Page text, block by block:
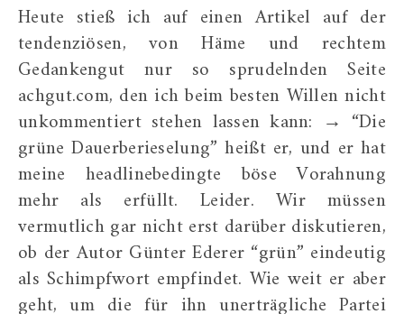
Heute stieß ich auf einen Artikel auf der
tendenziösen, von Häme und rechtem
Gedankengut nur so sprudelnden Seite
achgut.com, den ich beim besten Willen nicht
unkommentiert stehen lassen kann: → “Die
grüne Dauerberieselung” heißt er, und er hat
meine headlinebedingte böse Vorahnung
mehr als erfüllt. Leider. Wir müssen
vermutlich gar nicht erst darüber diskutieren,
ob der Autor Günter Ederer “grün” eindeutig
als Schimpfwort empfindet. Wie weit er aber
geht, um die für ihn unerträgliche Partei